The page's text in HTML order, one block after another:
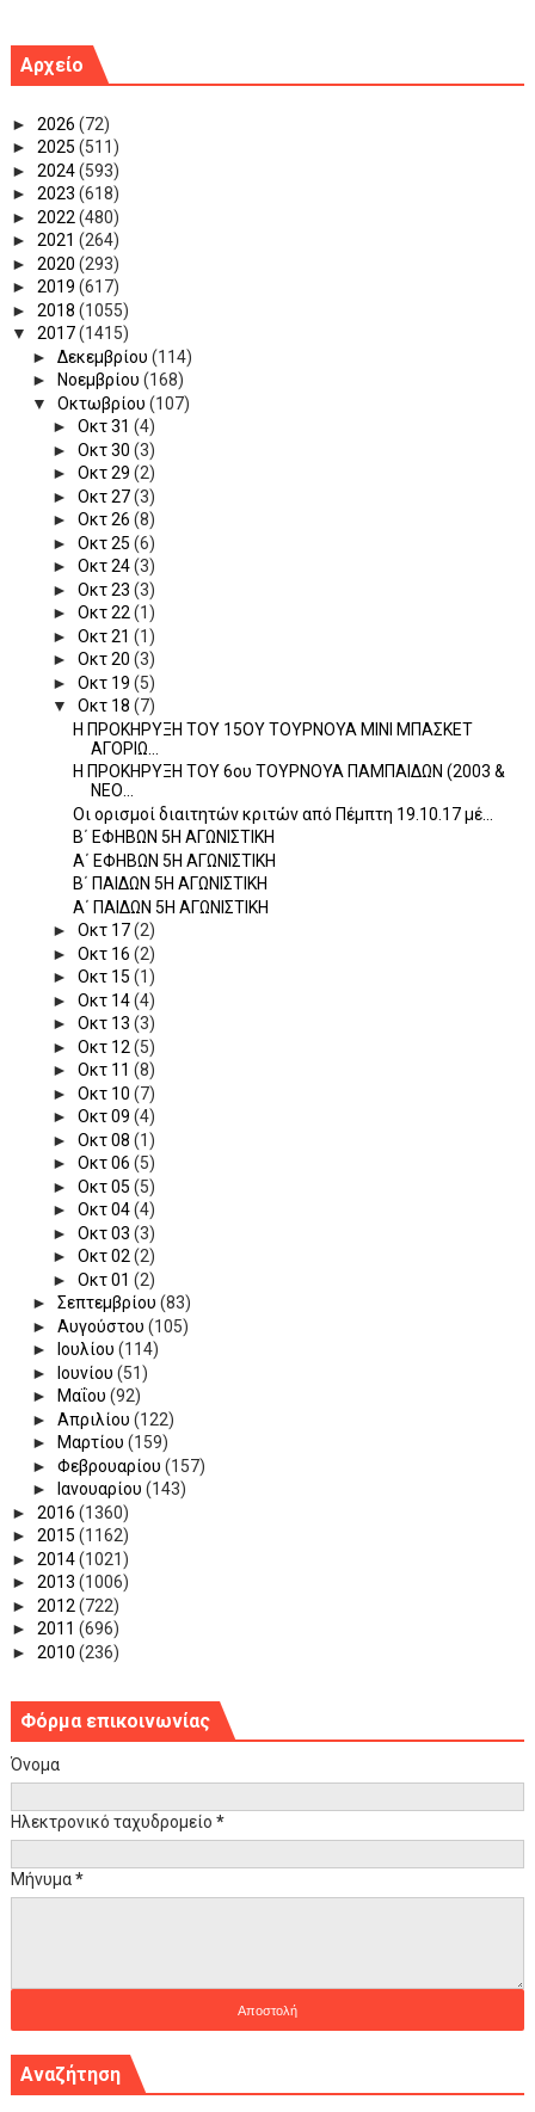
Αρχείο
► 2026 (72)
► 2025 (511)
► 2024(593)
► 2023 (618)
► 2022 (480)
► 2021 (264)
► 2020 (293)
► 2019 (617)
► 2018 (1055)
▼ 2017(1415)
► Δεκεμβρίου (114)
►
Νοεμβρίου (168)
▼ Οκτωβρίου (107)
► Οκτ 31 (4)
► Οκτ 30 (3)
► Οκτ 29 (2)
► Οκτ 27(3)
► Οκτ 26 (8)
► Οκτ 25 (6)
► Οκτ 24(3)
► Οκτ 23 (3)
► Οκτ 22(1)
► Οκτ 21 (1)
► Οκτ 20 (3)
► Οκτ 19 (5)
▼ Οκτ 18 (7)
Η ΠΡΟΚΗΡΥΞΗ ΤΟΥ 15ΟΥ ΤΟΥΡΝΟΥΑ ΜΙΝΙ ΜΠΑΣΚΕΤ
ΑΓΟΡΙΩ...
Η ΠΡΟΚΗΡΥΞΗ ΤΟΥ 6ου ΤΟΥΡΝΟΥΑ ΠΑΜΠΑΙΔΩΝ (2003 &
ΝΕΟ...
Οι ορισμοί διαιτητών κριτών από Πέμπτη 19.10.17 μέ...
Β΄ ΕΦΗΒΩΝ 5Η ΑΓΩΝΙΣΤΙΚΗ
Α΄ ΕΦΗΒΩΝ 5Η ΑΓΩΝΙΣΤΙΚΗ
Β΄ ΠΑΙΔΩΝ 5Η ΑΓΩΝΙΣΤΙΚΗ
Α΄ ΠΑΙΔΩΝ 5Η ΑΓΩΝΙΣΤΙΚΗ
► Οκτ 17(2)
► Οκτ 16 (2)
► Οκτ 15 (1)
► Οκτ 14(4)
► Οκτ 13 (3)
► Οκτ 12 (5)
► Οκτ 11 (8)
► Οκτ 10 (7)
► Οκτ 09 (4)
► Οκτ 08 (1)
► Οκτ 06 (5)
► Οκτ 05 (5)
► Οκτ 04(4)
► Οκτ 03 (3)
► Οκτ 02(2)
► Οκτ 01 (2)
► Σεπτεμβρίου (83)
► Αυγούστου (105)
►
Ιουλίου (114)
►
Ιουνίου (51)
►
Μαΐου (92)
► Απριλίου (122)
►
Μαρτίου (159)
► Φεβρουαρίου (157)
►
Ιανουαρίου (143)
► 2016 (1360)
► 2015 (1162)
► 2014(1021)
► 2013 (1006)
► 2012 (722)
► 2011 (696)
► 2010 (236)
Φόρμα επικοινωνίας
Όνομα
Ηλεκτρονικό ταχυδρομείο *
Μήνυμα*
Αναζήτηση